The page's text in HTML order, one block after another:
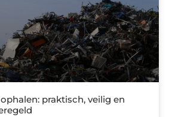
praktisch, veilig en